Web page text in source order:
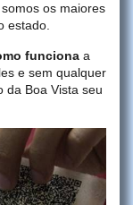
os maiores
estado.
funciona a
e sem qualquer
da Boa Vista seu